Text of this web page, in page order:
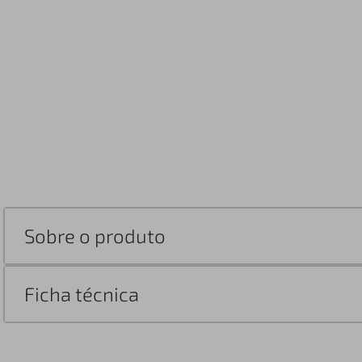
Sobre o produto
Ficha técnica